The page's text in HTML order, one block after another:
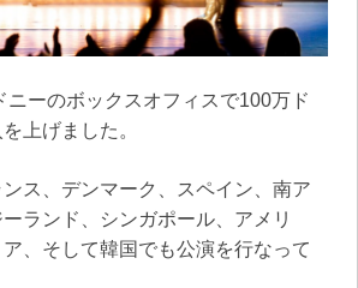
ニーのボックスオフィスで100万ド
上げました。
ス、デンマーク、スペイン、南ア
ランド、シンガポール、アメリ
、そして韓国でも公演を行なって